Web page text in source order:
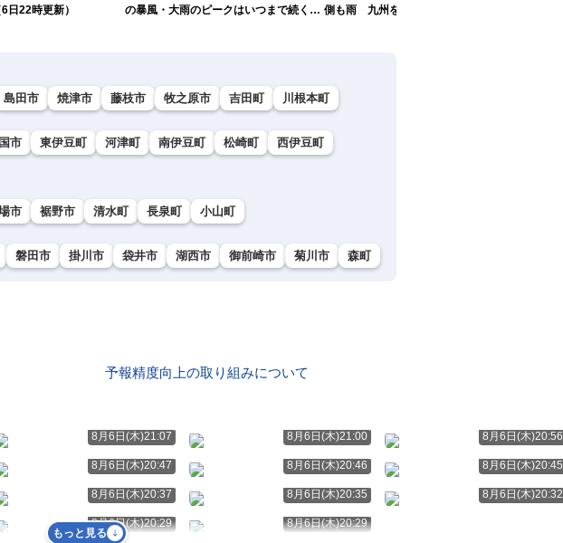
日22時更新）
の暴風・大雨のピークはいつまで続く？ 側も雨 九州を中心に大雨のおそれ
島田市 焼津市 藤枝市 牧之原市 吉田町 川根本町
市 東伊豆町 河津町 南伊豆町 松崎町
西伊豆町
市 裾野市 清水町 長泉町 小山町
磐田市 掛川市 袋井市 湖西市 御前崎市 菊川市 森町
予報精度向上の取り組みについて
8月6日(木)21:07 8月6日(木)21:00 8月6日(木)20:56
8月6日(木)20:47 8月6日(木)20:46 8月6日(木)20:45
8月6日(木)20:37 8月6日(木)20:35 8月6日(木)20:32
8月6日(木)20:29 8月6日(木)20:29
もっと見る